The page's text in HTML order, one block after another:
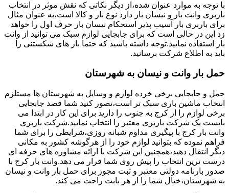
با توجه به موارد عنوان شده،از دیگر نکاتی که نقش موثر در انتخاب
باربری وانت بار و نیسان بار دارد نوع بار و کالا است،به عنوان مثال
برای باربری بار آسیب پذیر استحکام نیسان بار حرف اول را خواهد
زد این در حالی است که برای جابجایی لوازم سبک می توانید از وانت
بار استفاده نمایید.توجه داشته باشید که حتما بار های شکستنی را
باید به اطلاع شرکت برسانید.
حمل بار وانت و نیسان به شهرستان
حمل و جابجایی برخی خرده لوازم و وسایل به شهرستان ها مستلزم
انتخاب ماشین باری سبک تر است،تصور کنید شما قصد جابجایی
برخی لوازم را از کرج به جنوب را دارید برای این کار در ابتدا می
بایست یک شرکت باربری معتبر را انتخاب نمایید.شرکت باربری
وانت بار کرج با پیگیری مداوم شبانه روزی،شرایطی را برای شما
فراهم نموده که بتوانید لوازم خود را از هرگوشه کشور به مکانی
دیگر انتقال دهید،همچنین این شرکت با ارائه مشاوره های حرفه ای
درست ترین انتخاب را پیش روی شما قرار می دهد.وانت بار کرج با
صدور بارنامه دولتی معتبر و ثبت مجوز برای حمل بار وانت و نیسان
به شهرستان،خیال شما را از هر بابت راحت می کند.